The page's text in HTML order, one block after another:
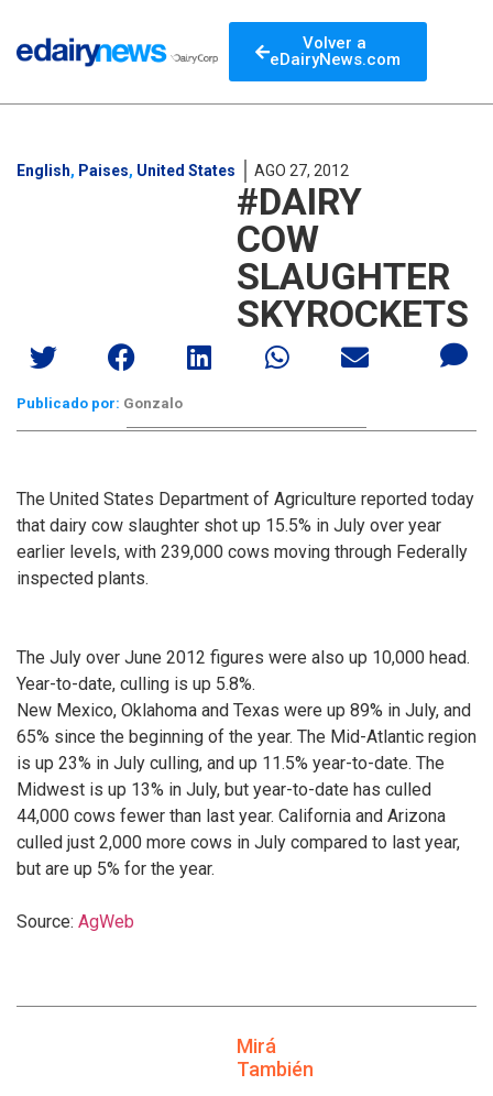
Volver a
eDairyNews.com
English, Paises, United States AGO 27, 2012
#DAIRY
COW
SLAUGHTER
SKYROCKETS
Publicado por: Gonzalo
The United States Department of Agriculture reported today
that dairy cow slaughter shot up 15.5% in July over year
earlier levels, with 239,000 cows moving through Federally
inspected plants.
The July over June 2012 figures were also up 10,000 head.
Year-to-date, culling is up 5.8%.
New Mexico, Oklahoma and Texas were up 89% in July, and
65% since the beginning of the year. The Mid-Atlantic region
is up 23% in July culling, and up 11.5% year-to-date. The
Midwest is up 13% in July, but year-to-date has culled
44,000 cows fewer than last year. California and Arizona
culled just 2,000 more cows in July compared to last year,
but are up 5% for the year.
Source: AgWeb
Mirá
También